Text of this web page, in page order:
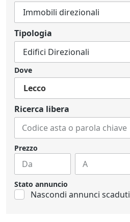
Tipologia
Dove
Lecco
Ricerca libera
Prezzo
Stato annuncio
Nascondi annunci scaduti